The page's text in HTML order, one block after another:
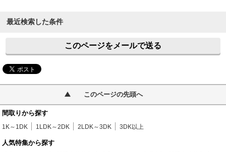
最近検索した条件
このページをメールで送る
このページの先頭へ
間取りから探す
1K～1DK 1LDK～2DK 2LDK～3DK 3DK以上
人気特集から探す